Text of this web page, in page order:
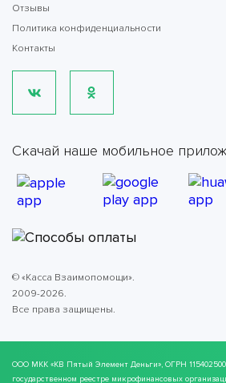
Отзывы
Политика конфиденциальности
Контакты
Скачай наше мобильное
© «Касса Взаимопомощи».
2009-2026.
Все права защищены.
ООО МКК «КВ Пятый Элемент Деньги», ОГРН
государственном реестре микрофинансовых